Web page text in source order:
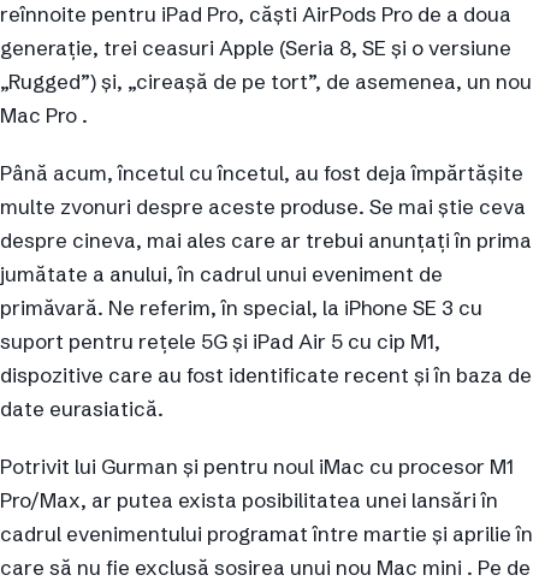
reînnoite pentru iPad Pro, căști AirPods Pro de a doua
generație, trei ceasuri Apple (Seria 8, SE și o versiune
„Rugged”) și, „cireașă de pe tort”, de asemenea, un nou
Mac Pro .
Până acum, încetul cu încetul, au fost deja împărtășite
multe zvonuri despre aceste produse. Se mai știe ceva
despre cineva, mai ales care ar trebui anunțați în prima
jumătate a anului, în cadrul unui eveniment de
primăvară. Ne referim, în special, la iPhone SE 3 cu
suport pentru rețele 5G și iPad Air 5 cu cip M1,
dispozitive care au fost identificate recent și în baza de
date eurasiatică.
Potrivit lui Gurman și pentru noul iMac cu procesor M1
Pro/Max, ar putea exista posibilitatea unei lansări în
cadrul evenimentului programat între martie și aprilie în
care să nu fie exclusă sosirea unui nou Mac mini . Pe de